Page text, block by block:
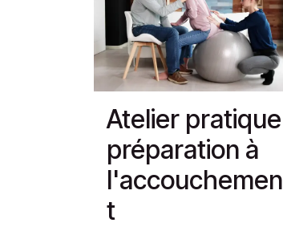
Atelier pratique
préparation à
l'accouchemen
t